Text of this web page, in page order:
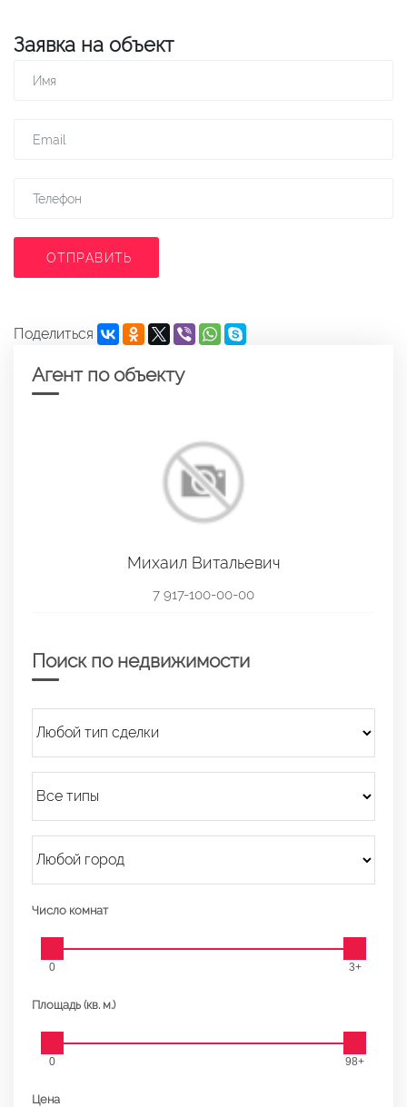
Заявка на объект
ОТПРАВИТЬ
Поделиться
Агент по объекту
Михаил Витальевич
7 917-100-00-00
Поиск по недвижимости
Число комнат
0 3+
Площадь (кв. м.)
0 98+
Цена